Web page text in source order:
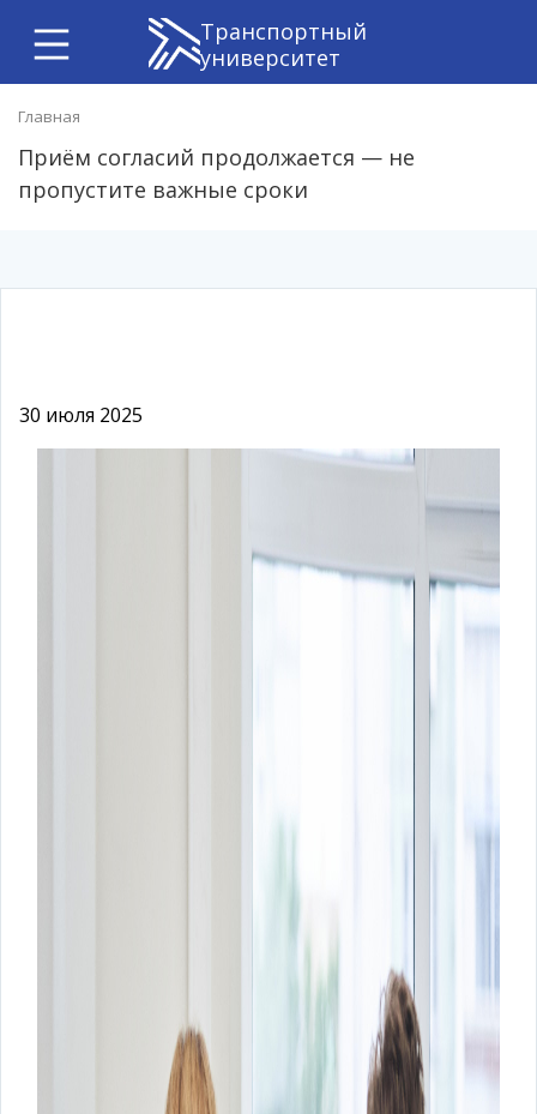
Транспортный
университет
Главная
Приём согласий продолжается — не
пропустите важные сроки
30 июля 2025